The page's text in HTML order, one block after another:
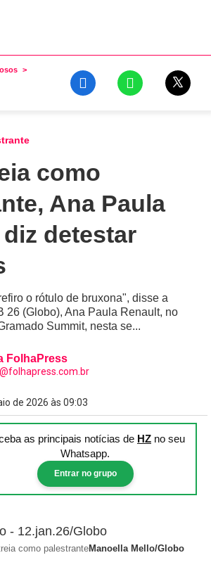
como
Ana Paula
detestar
o rótulo de bruxona", disse a
26 (Globo), Ana Paula Renault, no
Summit, nesta se...
FolhaPress
de 2026 às 09:03
as principais notícias de HZ no seu
Whatsapp.
Entrar no grupo
como palestranteManoella Mello/Globo